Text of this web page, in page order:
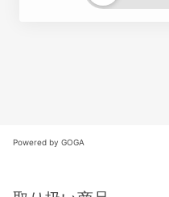
Powered by GOGA